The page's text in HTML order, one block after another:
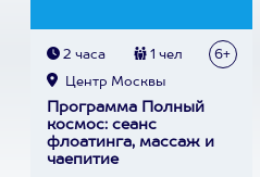
2 часа 1 чел 6+
Центр Москвы
Программа Полный
космос: сеанс
флоатинга, массаж и
чаепитие